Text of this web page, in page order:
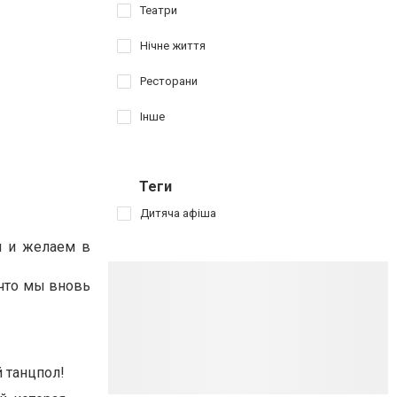
и желаем в
мы вновь
танцпол!
Театри
Нічне життя
Ресторани
Інше
Теги
Дитяча афіша